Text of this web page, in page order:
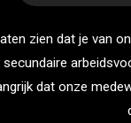
zien dat je van
secundaire
dat onze